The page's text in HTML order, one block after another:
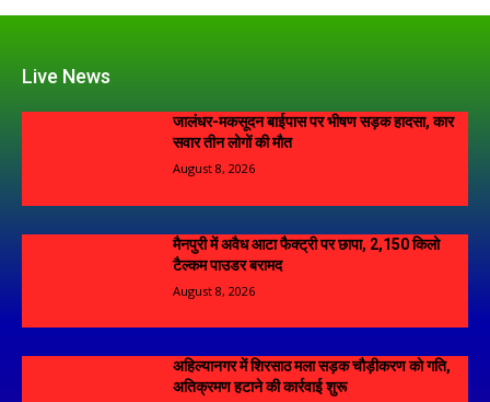
Live News
जालंधर-मकसूदन बाईपास पर भीषण सड़क हादसा, कार
सवार तीन लोगों की मौत
August 8, 2026
मैनपुरी में अवैध आटा फैक्ट्री पर छापा, 2,150 किलो
टैल्कम पाउडर बरामद
August 8, 2026
अहिल्यानगर में शिरसाठ मला सड़क चौड़ीकरण को गति,
अतिक्रमण हटाने की कार्रवाई शुरू